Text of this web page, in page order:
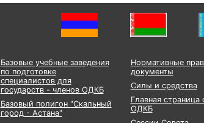
Базовые учебные заведения
по подготовке
специалистов для
государств - членов ОДКБ
Базовый полигон "Скальный
город - Астана"
Нормативные
документы
Силы и средства
Главная страница
ОДКБ